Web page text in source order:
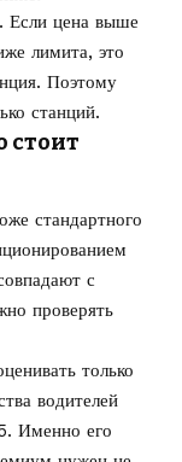
Если цена выше
лимита, это
Поэтому
станций.
стоит
стандартного
с
проверять
только
водителей
Именно его